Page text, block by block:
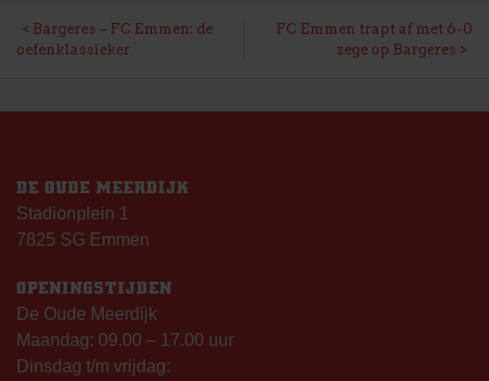
BERICHT
Bargeres – FC Emmen: de
oefenklassieker
FC Emmen trapt af met 6-0
zege op Bargeres
DE OUDE MEERDIJK
Stadionplein 1
7825 SG Emmen
OPENINGSTIJDEN
De Oude Meerdijk
Maandag: 09.00 – 17.00 uur
Dinsdag t/m vrijdag: